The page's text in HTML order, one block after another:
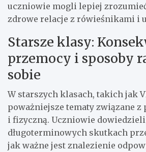
uczniowie mogli lepiej
zdrowe relacje z rówieśnikami i
Starsze klasy:
przemocy i sposoby
sobie
W starszych klasach, takich jak
poważniejsze tematy związane z
i fizyczną. Uczniowie dowiedzieli
długoterminowych skutkach
jak ważne jest znalezienie